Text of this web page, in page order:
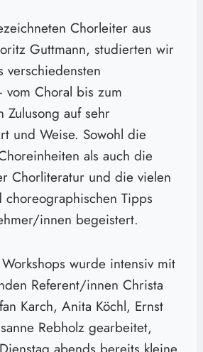
Chorleiter aus
Guttmann, studierten wir
verschiedensten
vom Choral bis zum
Zulusong auf sehr
und Weise. Sowohl die
als auch die
Chorliteratur und die vielen
Tipps
innen begeistert.
wurde intensiv mit
Referent/innen Christa
Karch, Anita Köchl, Ernst
Rebholz gearbeitet,